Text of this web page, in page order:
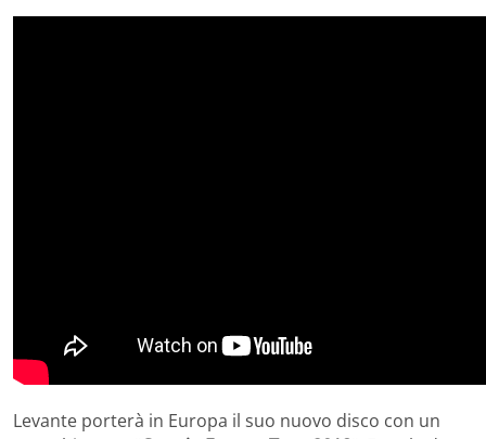
Levante porterà in Europa il suo nuovo disco con un